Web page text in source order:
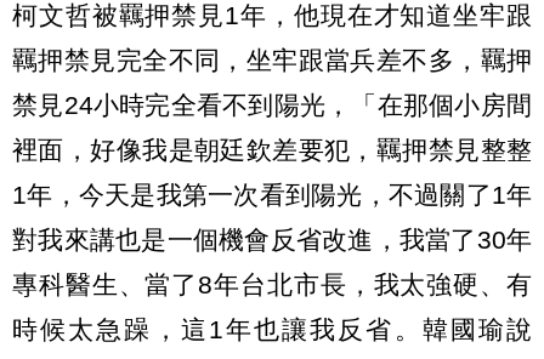
柯文哲被羈押禁見1年，他現在才知道坐牢跟
羈押禁見完全不同，坐牢跟當兵差不多，羈押
禁見24小時完全看不到陽光，「在那個小房間
裡面，好像我是朝廷欽差要犯，羈押禁見整整
1年，今天是我第一次看到陽光，不過關了1年
對我來講也是一個機會反省改進，我當了30年
專科醫生、當了8年台北市長，我太強硬、有
時候太急躁，這1年也讓我反省。韓國瑜說